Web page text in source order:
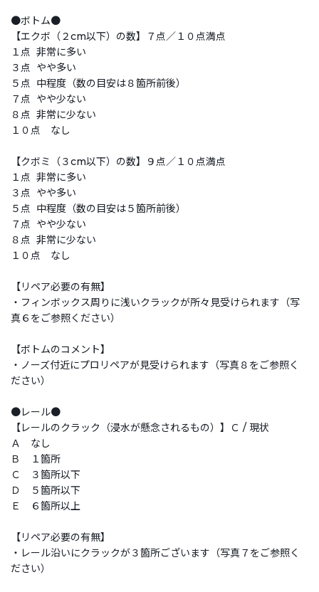
●ボトム●
【エクボ（２cm以下）の数】７点／１０点満点
１点 非常に多い
３点 やや多い
５点 中程度（数の目安は８箇所前後）
７点 やや少ない
８点 非常に少ない
１０点 なし
【クボミ（３cm以下）の数】９点／１０点満点
１点 非常に多い
３点 やや多い
５点 中程度（数の目安は５箇所前後）
７点 やや少ない
８点 非常に少ない
１０点 なし
【リペア必要の有無】
・フィンボックス周りに浅いクラックが所々見受けられます（写
真６をご参照ください）
【ボトムのコメント】
・ノーズ付近にプロリペアが見受けられます（写真８をご参照く
ださい）
●レール●
【レールのクラック（浸水が懸念されるもの）】Ｃ / 現状
Ａ なし
Ｂ １箇所
Ｃ ３箇所以下
Ｄ ５箇所以下
Ｅ ６箇所以上
【リペア必要の有無】
・レール沿いにクラックが３箇所ございます（写真７をご参照く
ださい）